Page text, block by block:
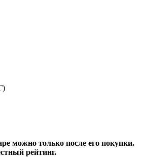
можно только после его покупки.
рейтинг.